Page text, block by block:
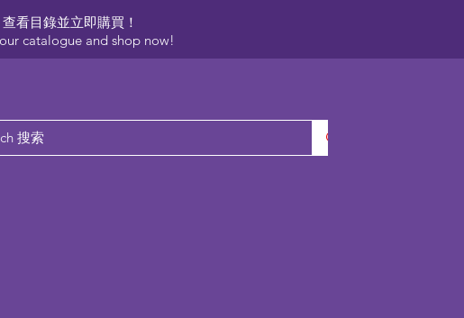
查看目錄並立即購買！​
catalogue and shop now!